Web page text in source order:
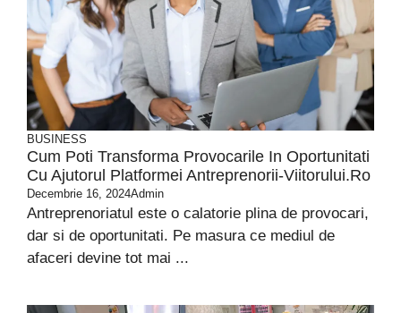
BUSINESS
Cum Poti Transforma Provocarile In Oportunitati
Cu Ajutorul Platformei Antreprenorii-Viitorului.ro
Decembrie 16, 2024Admin
Antreprenoriatul este o calatorie plina de provocari,
dar si de oportunitati. Pe masura ce mediul de
afaceri devine tot mai ...